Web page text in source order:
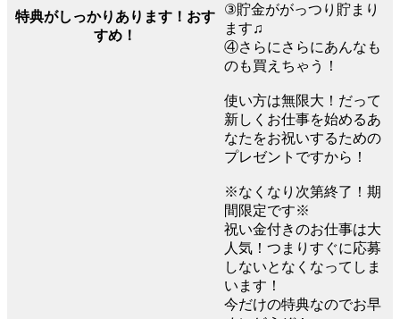
特典がしっかりあります！おす
すめ！
③貯金ががっつり貯まり
ます♫
④さらにさらにあんなも
のも買えちゃう！
使い方は無限大！だって
新しくお仕事を始めるあ
なたをお祝いするための
プレゼントですから！
※なくなり次第終了！期
間限定です※
祝い金付きのお仕事は大
人気！つまりすぐに応募
しないとなくなってしま
います！
今だけの特典なのでお早